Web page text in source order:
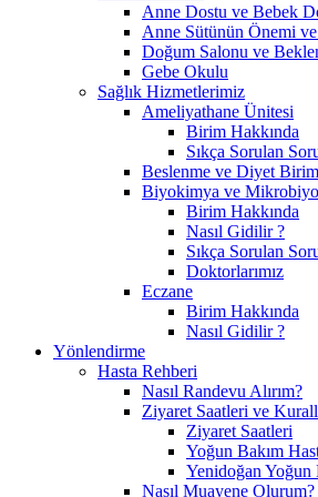
Anne Dostu ve Bebek
Anne Sütünün Önemi
Doğum Salonu ve
Gebe Okulu
Sağlık Hizmetlerimiz
Ameliyathane Ünitesi
Birim Hakkında
Sıkça Sorulan
Beslenme ve Diyet
Biyokimya ve
Birim Hakkında
Nasıl Gidilir ?
Sıkça Sorulan
Doktorlarımız
Eczane
Birim Hakkında
Nasıl Gidilir ?
Yönlendirme
Hasta Rehberi
Nasıl Randevu Alırım?
Ziyaret Saatleri ve
Ziyaret Saatleri
Yoğun Bakım
Yenidoğan Yoğun
Nasıl Muayene Olurum?